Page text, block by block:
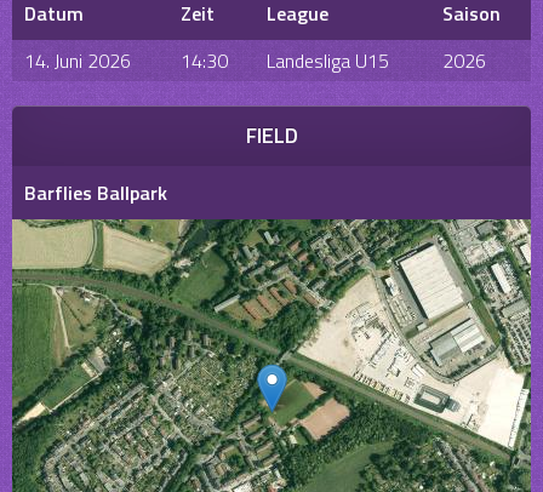
Datum Zeit League
Saison
14. Juni 2026
14:30 Landesliga U15 2026
FIELD
Barflies Ballpark